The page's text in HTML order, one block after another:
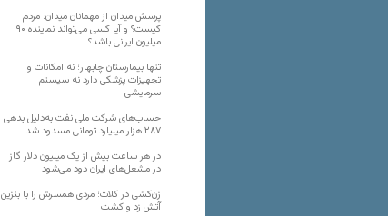
پرسش میدان از مهمانان میدان: مردم
کیست؟ و آیا کسی می‌تواند نماینده ۹۰
میلیون ایرانی باشد؟
تنها بیمارستان چابهار؛ نه امکانات و
تجهیزات پزشکی دارد نه سیستم
سرمایشی
حساب‌های شرکت ملی نفت به‌دلیل بدهی
۲۸۷ هزار میلیارد تومانی مسدود شد
در هر ساعت بیش از یک میلیون دلار گاز
در مشعل‌های ایران دود می‌شود
زن‌کشی در کلات؛ مردی همسرش را با بنزین
آتش زد و کشت